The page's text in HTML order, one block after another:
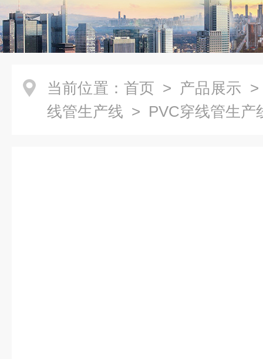
当前位置： 首页 > 产品展示
线管生产线 > PVC穿线管生产